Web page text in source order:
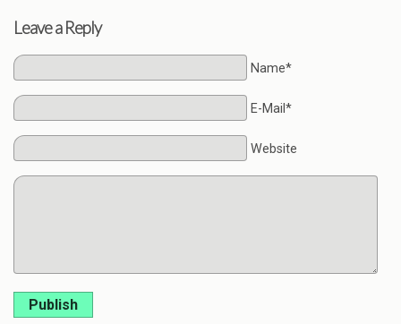
Leave a Reply
Name*
E-Mail*
Website
Publish